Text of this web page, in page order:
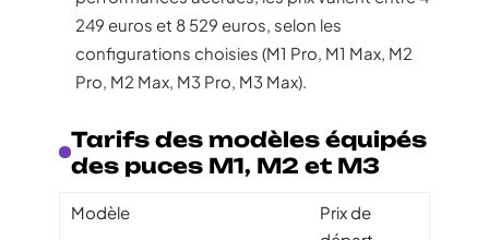
249 euros et 8 529 euros, selon les
configurations choisies (M1 Pro, M1 Max, M2
Pro, M2 Max, M3 Pro, M3 Max).
Tarifs des modèles équipés
des puces M1, M2 et M3
Modèle
Prix de